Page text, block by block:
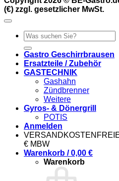
(€) zzgl. gesetzlicher MwSt.
Suchen
nach:
Gastro Geschirrbrausen
Ersatzteile / Zubehör
GASTECHNIK
Gashahn
Zündbrenner
Weitere
Gyros- & Dönergrill
POTIS
Anmelden
€ MBW
Warenkorb /0,00 €
Warenkorb